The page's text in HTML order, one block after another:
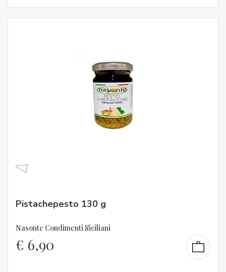
Pistachepesto 130 g
Nasonte Condimenti Siciliani
€ 6,90